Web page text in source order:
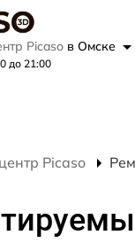
Picaso в Омске
до 21:00
Picaso